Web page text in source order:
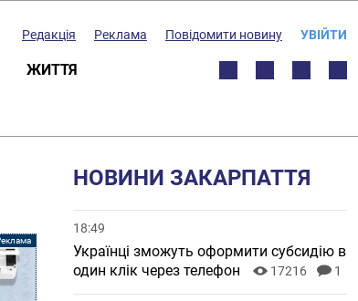
Редакція Реклама Повідомити новину УВІЙТИ
ЖИТТЯ
НОВИНИ ЗАКАРПАТТЯ
18:49
Українці зможуть оформити субсидію в
один клік через телефон
17216 1